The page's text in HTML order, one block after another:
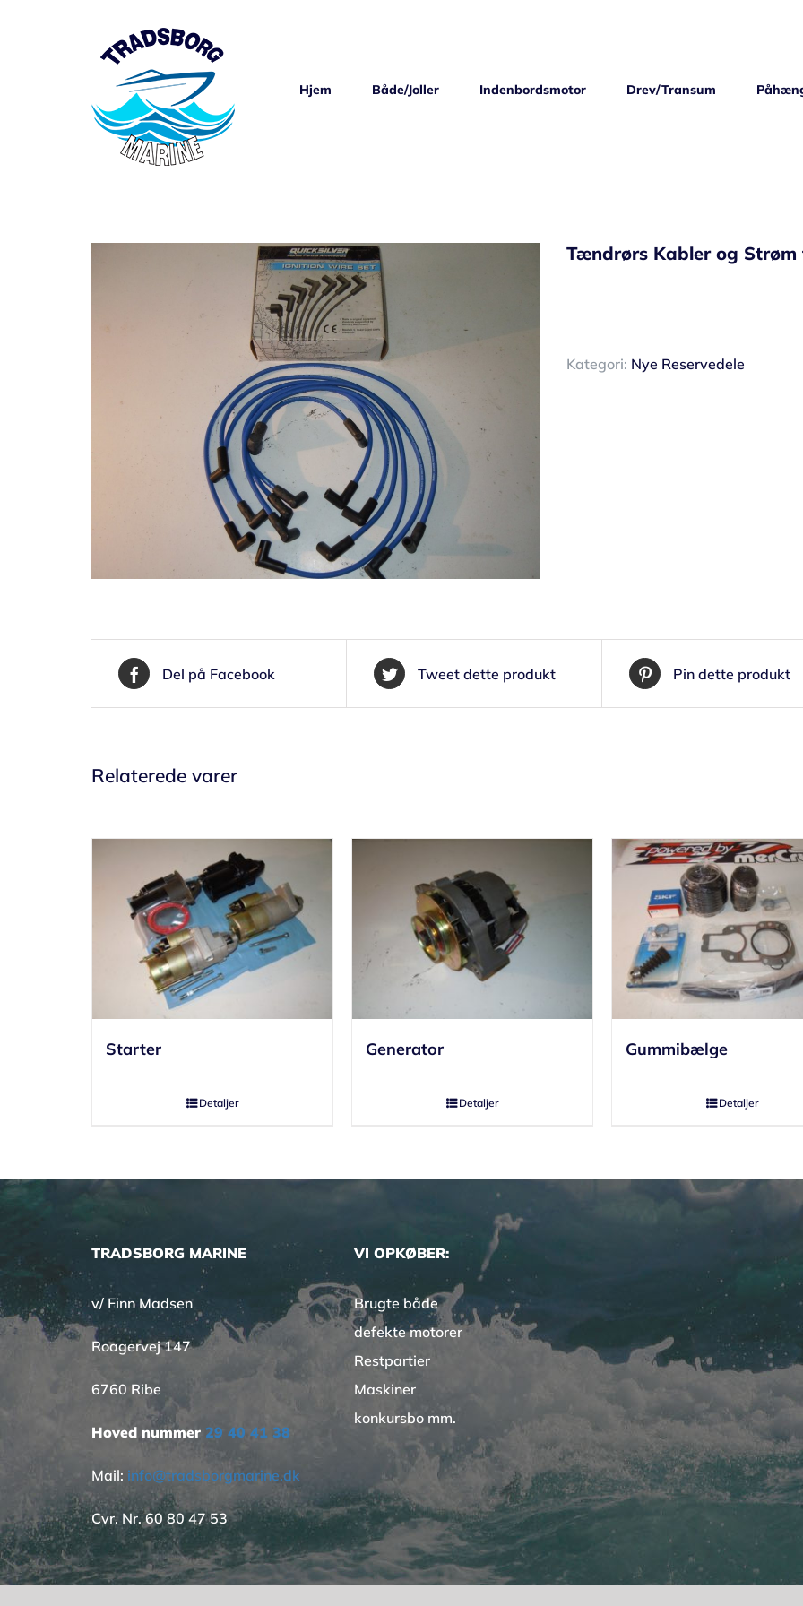
Hjem Både/Joller Indenbordsmotor Drev/Transum
Tændrørs Kabler og Strøm
Kategori: Nye Reservedele
Del på Facebook Tweet dette produkt Pin dette produkt
Relaterede varer
Starter
Detaljer
Generator
Detaljer
Gummibælge
Detaljer
TRADSBORG MARINE
v/ Finn Madsen
Roagervej 147
6760 Ribe
Hoved nummer 29 40 41 38
Mail: info@tradsborgmarine.dk
Cvr. Nr. 60 80 47 53
VI OPKØBER:
Brugte både
defekte motorer
Restpartier
Maskiner
konkursbo mm.